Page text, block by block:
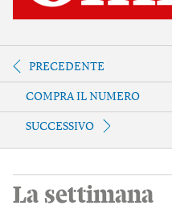
PRECEDENTE
COMPRA IL NUMERO
SUCCESSIVO
La settimana